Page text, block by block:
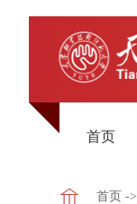
首页
首页 ->